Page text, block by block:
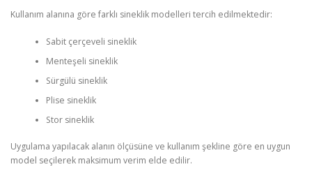
Kullanım alanına göre farklı sineklik modelleri tercih edilmektedir:
Sabit çerçeveli sineklik
Menteşeli sineklik
Sürgülü sineklik
Plise sineklik
Stor sineklik
Uygulama yapılacak alanın ölçüsüne ve kullanım şekline göre en uygun
model seçilerek maksimum verim elde edilir.